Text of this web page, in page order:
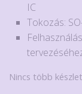
IC
Tokozás:
Nincs több